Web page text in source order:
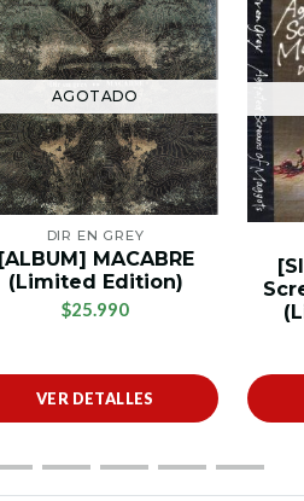
AGOTADO
DIR EN GREY
[ALBUM] MACABRE
(Limited Edition)
$25.990
VER DETALLES